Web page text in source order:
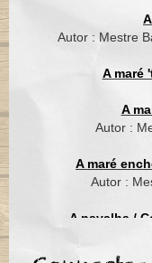
Autor : Mestre
A maré
A
Autor :
A maré
Autor :
A navalha /